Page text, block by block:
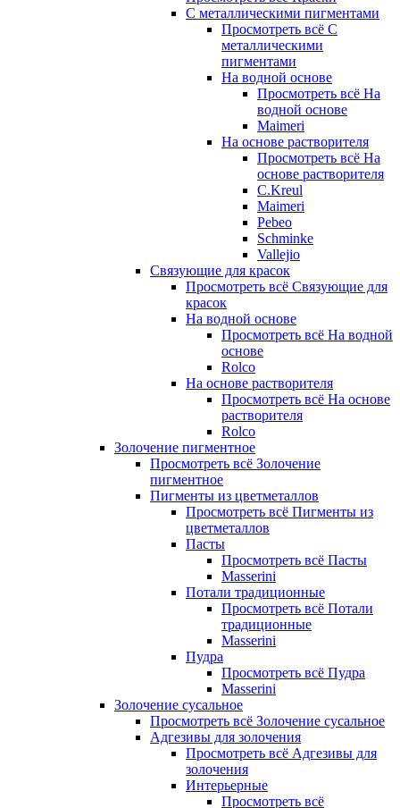
С металлическими пигментами
Просмотреть всё С
металлическими
пигментами
На водной основе
Просмотреть всё На
водной основе
Maimeri
На основе растворителя
Просмотреть всё На
основе растворителя
C.Kreul
Maimeri
Pebeo
Schminke
Vallejio
Связующие для красок
Просмотреть всё Связующие для
красок
На водной основе
Просмотреть всё На водной
основе
Rolco
На основе растворителя
Просмотреть всё На основе
растворителя
Rolco
Золочение пигментное
Просмотреть всё Золочение
пигментное
Пигменты из цветметаллов
Просмотреть всё Пигменты из
цветметаллов
Пасты
Просмотреть всё Пасты
Masserini
Потали традиционные
Просмотреть всё Потали
традиционные
Masserini
Пудра
Просмотреть всё Пудра
Masserini
Золочение сусальное
Просмотреть всё Золочение сусальное
Адгезивы для золочения
Просмотреть всё Адгезивы для
золочения
Интерьерные
Просмотреть всё